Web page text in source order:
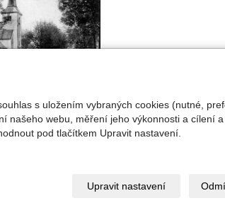
s uložením vybraných cookies (nutné,
našeho webu, měření jeho výkonnosti a cílení
pod tlačítkem Upravit nastavení.
Upravit nastavení